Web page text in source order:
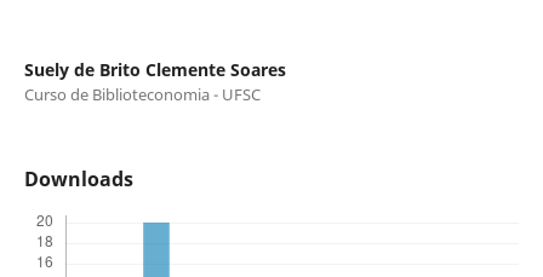
Suely de Brito Clemente Soares
Curso de Biblioteconomia - UFSC
Downloads